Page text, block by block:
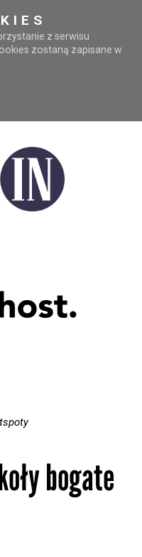
z serwisu
zostaną zapisane w
bogate